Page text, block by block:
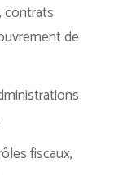
contrats
de
fiscaux,